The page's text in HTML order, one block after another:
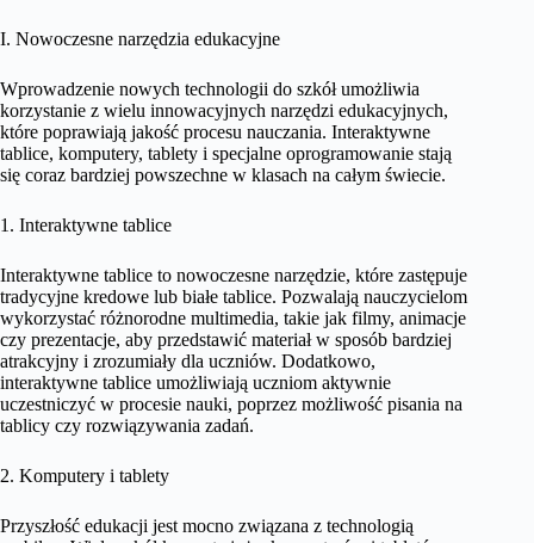
I. Nowoczesne narzędzia edukacyjne
Wprowadzenie nowych technologii do szkół umożliwia
korzystanie z wielu innowacyjnych narzędzi edukacyjnych,
które poprawiają jakość procesu nauczania. Interaktywne
tablice, komputery, tablety i specjalne oprogramowanie stają
się coraz bardziej powszechne w klasach na całym świecie.
1. Interaktywne tablice
Interaktywne tablice to nowoczesne narzędzie, które zastępuje
tradycyjne kredowe lub białe tablice. Pozwalają nauczycielom
wykorzystać różnorodne multimedia, takie jak filmy, animacje
czy prezentacje, aby przedstawić materiał w sposób bardziej
atrakcyjny i zrozumiały dla uczniów. Dodatkowo,
interaktywne tablice umożliwiają uczniom aktywnie
uczestniczyć w procesie nauki, poprzez możliwość pisania na
tablicy czy rozwiązywania zadań.
2. Komputery i tablety
Przyszłość edukacji jest mocno związana z technologią